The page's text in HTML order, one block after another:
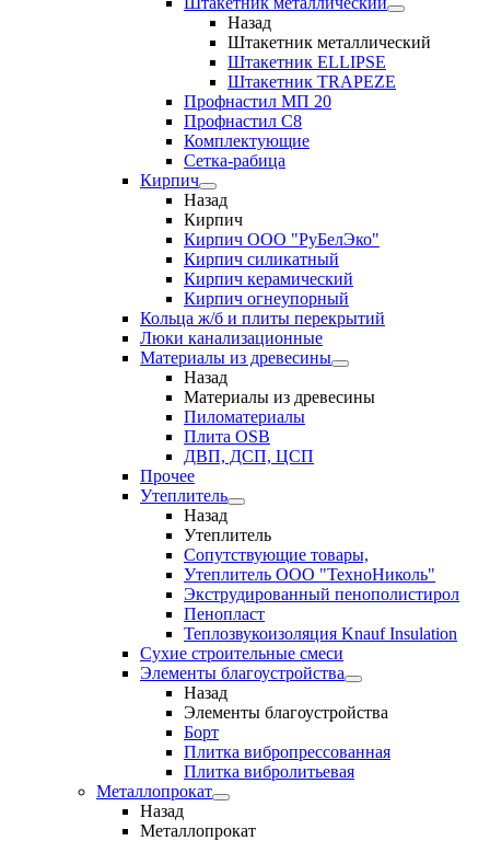
Назад
Штакетник металлический
Штакетник ELLIPSE
Штакетник TRAPEZE
Профнастил МП 20
Профнастил С8
Комплектующие
Сетка-рабица
Кирпич
Назад
Кирпич
Кирпич ООО "РуБелЭко"
Кирпич силикатный
Кирпич керамический
Кирпич огнеупорный
Кольца ж/б и плиты перекрытий
Люки канализационные
Материалы из древесины
Назад
Материалы из древесины
Пиломатериалы
Плита OSB
ДВП, ДСП, ЦСП
Прочее
Утеплитель
Назад
Утеплитель
Сопутствующие товары,
Утеплитель ООО "ТехноНиколь"
Экструдированный пенополистирол
Пенопласт
Теплозвукоизоляция Knauf Insulation
Сухие строительные смеси
Элементы благоустройства
Назад
Элементы благоустройства
Борт
Плитка вибропрессованная
Плитка вибролитьевая
Металлопрокат
Назад
Металлопрокат